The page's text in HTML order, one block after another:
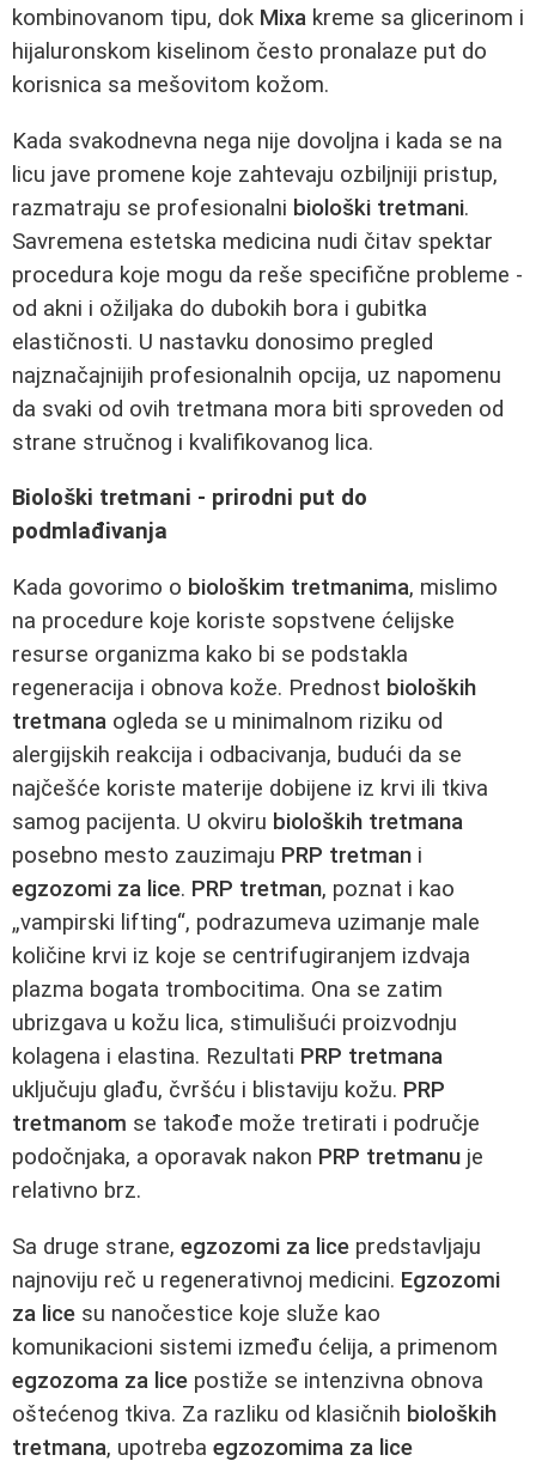
kombinovanom tipu, dok Mixa kreme sa glicerinom i
hijaluronskom kiselinom često pronalaze put do
korisnica sa mešovitom kožom.
Kada svakodnevna nega nije dovoljna i kada se na
licu jave promene koje zahtevaju ozbiljniji pristup,
razmatraju se profesionalni biološki tretmani.
Savremena estetska medicina nudi čitav spektar
procedura koje mogu da reše specifične probleme -
od akni i ožiljaka do dubokih bora i gubitka
elastičnosti. U nastavku donosimo pregled
najznačajnijih profesionalnih opcija, uz napomenu
da svaki od ovih tretmana mora biti sproveden od
strane stručnog i kvalifikovanog lica.
Biološki tretmani - prirodni put do
podmlađivanja
Kada govorimo o biološkim tretmanima, mislimo
na procedure koje koriste sopstvene ćelijske
resurse organizma kako bi se podstakla
regeneracija i obnova kože. Prednost bioloških
tretmana ogleda se u minimalnom riziku od
alergijskih reakcija i odbacivanja, budući da se
najčešće koriste materije dobijene iz krvi ili tkiva
samog pacijenta. U okviru bioloških tretmana
posebno mesto zauzimaju PRP tretman i
egzozomi za lice. PRP tretman, poznat i kao
„vampirski lifting“, podrazumeva uzimanje male
količine krvi iz koje se centrifugiranjem izdvaja
plazma bogata trombocitima. Ona se zatim
ubrizgava u kožu lica, stimulišući proizvodnju
kolagena i elastina. Rezultati PRP tretmana
uključuju glađu, čvršću i blistaviju kožu. PRP
tretmanom se takođe može tretirati i područje
podočnjaka, a oporavak nakon PRP tretmanu je
relativno brz.
Sa druge strane, egzozomi za lice predstavljaju
najnoviju reč u regenerativnoj medicini. Egzozomi
za lice su nanočestice koje služe kao
komunikacioni sistemi između ćelija, a primenom
egzozoma za lice postiže se intenzivna obnova
oštećenog tkiva. Za razliku od klasičnih bioloških
tretmana, upotreba egzozomima za lice